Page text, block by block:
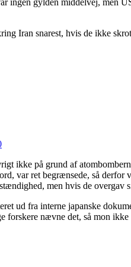
ingen gylden middelvej, men
Iran snarest, hvis de ikke
ikke på grund af
var ret begrænsede, så derfor
men hvis de overgav
ud fra interne japanske
forskere nævne det, så mon